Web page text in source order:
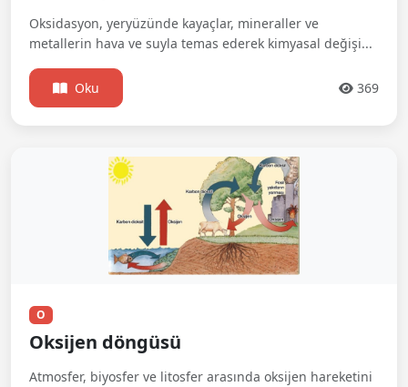
Oksidasyon, yeryüzünde kayaçlar, mineraller ve
metallerin hava ve suyla temas ederek kimyasal değişi...
Oku 369
O
Oksijen döngüsü
Atmosfer, biyosfer ve litosfer arasında oksijen hareketini